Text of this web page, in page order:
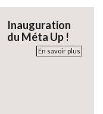
Inauguration
du Méta Up !
En savoir plus